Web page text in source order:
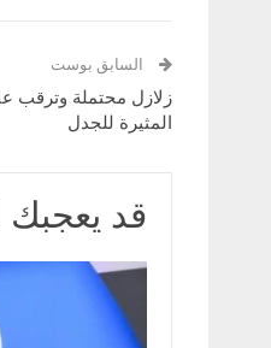
السابق بوست
زلازل محتملة وترقب
المثيرة للجدل
قد يعجبك